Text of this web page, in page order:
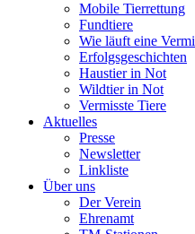
Mobile Tierrettung
Fundtiere
Wie läuft eine
Erfolgsgeschichten
Haustier in Not
Wildtier in Not
Vermisste Tiere
Aktuelles
Presse
Newsletter
Linkliste
Über uns
Der Verein
Ehrenamt